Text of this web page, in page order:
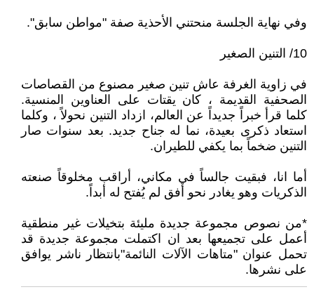
وفي نهاية الجلسة منحتني الأحذية صفة "مواطن سابق".
10/ التنين الصغير
في زاوية الغرفة عاش تنين صغير مصنوع من القصاصات
الصحفية القديمة ، كان يقتات على العناوين المنسية.
كلما قرأ خبراً جديداً عن العالم، ازداد التنين نحولاً ، وكلما
استعاد ذكرى بعيدة، نما له جناح جديد. بعد سنوات صار
التنين ضخماً بما يكفي للطيران.
أما انا، فبقيت جالساً في مكاني، أراقب مخلوقاً صنعته
الذكريات وهو يغادر نحو أفق لم يُفتح له أبداً.
*من نصوص مجموعة جديدة مليئة بتخيلات غير منطقية
أعمل على تجميعها بعد ان اكتملت مجموعة جديدة قد
تحمل عنوان "متاهات الآلات النائمة"بانتظار ناشر يوافق
على نشرها.